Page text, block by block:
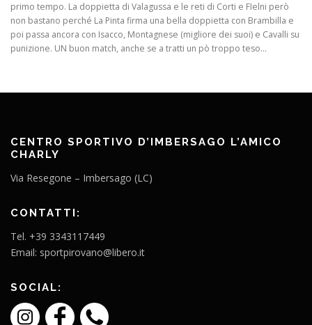
primo tempo. La doppietta di Valagussa e le reti di Corti e FIelni però
non bastano perché La Pinta firma una bella doppietta con Brambilla e
poi passa ancora con Isacco, Montagnese (migliore dei suoi) e Cavalli su
punizione. UN buon match, anche se a tratti un pò troppo teso…
CENTRO SPORTIVO D’IMBERSAGO L’AMICO
CHARLY
Via Resegone – Imbersago (LC)
CONTATTI:
Tel. +39 3343117449
Email: sportpirovano@libero.it
SOCIAL: